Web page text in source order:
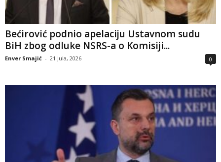
Bećirović podnio apelaciju Ustavnom sudu
BiH zbog odluke NSRS-a o Komisiji...
Enver Smajić - 21 Jula, 2026 0